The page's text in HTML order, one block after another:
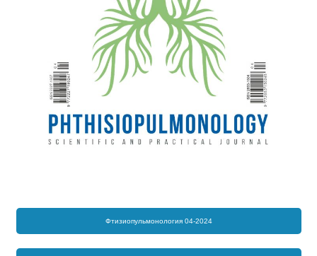
Фтизиопульмонология 04-2024